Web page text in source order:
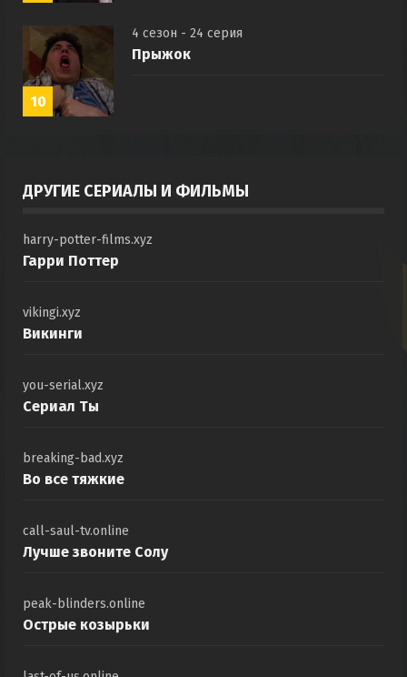
10
4 сезон - 24 серия
Прыжок
ДРУГИЕ СЕРИАЛЫ И ФИЛЬМЫ
harry-potter-films.xyz
Гарри Поттер
vikingi.xyz
Викинги
you-serial.xyz
Сериал Ты
breaking-bad.xyz
Во все тяжкие
call-saul-tv.online
Лучше звоните Солу
peak-blinders.online
Острые козырьки